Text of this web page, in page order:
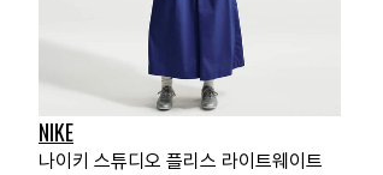
NIKE
나이키 스튜디오 플리스 라이트웨이트